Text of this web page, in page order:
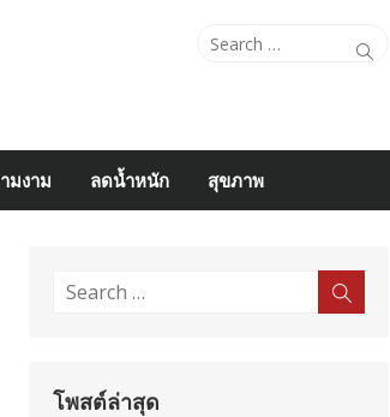
Search
มงาม ลดน้ำหนัก สุขภาพ
Search
โพสต์ล่าสุด